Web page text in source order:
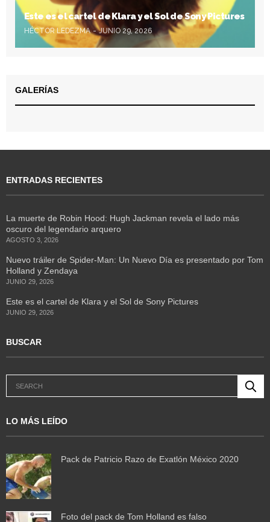
Este es el cartel de Klara y el Sol de Sony Pictures
HÉCTOR LEDEZMA JUNIO 29, 2026
GALERÍAS
ENTRADAS RECIENTES
La muerte de Robin Hood: Hugh Jackman revela el lado más
oscuro del legendario arquero
AGOSTO 3, 2026
Nuevo tráiler de Spider-Man: Un Nuevo Día es presentado por Tom
Holland y Zendaya
JUNIO 29, 2026
Este es el cartel de Klara y el Sol de Sony Pictures
JUNIO 29, 2026
BUSCAR
LO MÁS LEÍDO
Pack de Patricio Razo de Exatlón México 2020
Foto del pack de Tom Holland es falso